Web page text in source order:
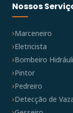
Nossos
Marceneiro
Eletricista
Bombeiro
Pintor
Pedreiro
Detecção de